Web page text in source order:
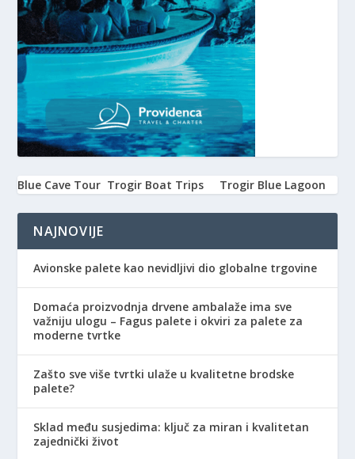
Blue Cave Tour Trogir Boat Trips Trogir Blue Lagoon
NAJNOVIJE
Avionske palete kao nevidljivi dio globalne trgovine
Domaća proizvodnja drvene ambalaže ima sve
važniju ulogu – Fagus palete i okviri za palete za
moderne tvrtke
Zašto sve više tvrtki ulaže u kvalitetne brodske
palete?
Sklad među susjedima: ključ za miran i kvalitetan
zajednički život